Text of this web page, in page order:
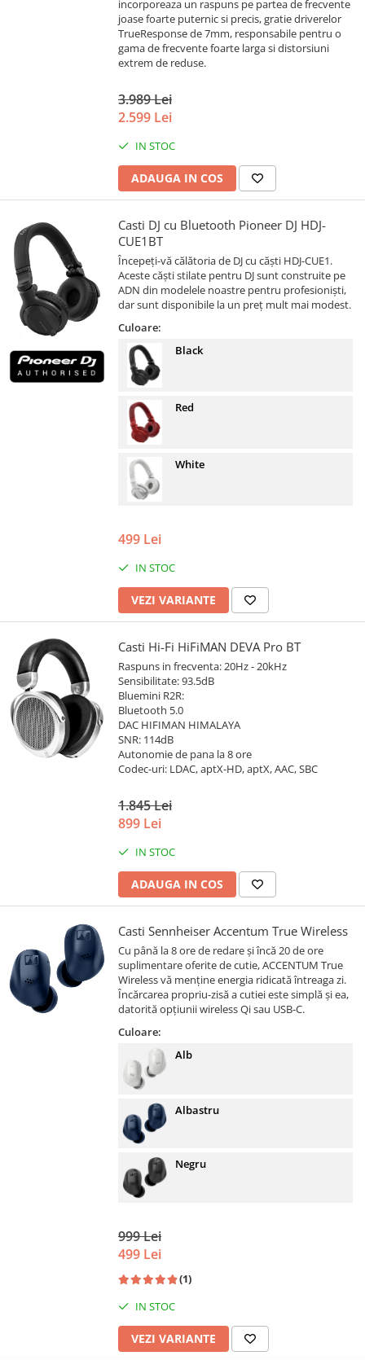
incorporeaza un raspuns pe partea de frecvente
joase foarte puternic si precis, gratie driverelor
TrueResponse de 7mm, responsabile pentru o
gama de frecvente foarte larga si distorsiuni
extrem de reduse.
3.989 Lei
2.599 Lei
IN STOC
ADAUGA IN COS
Casti DJ cu Bluetooth Pioneer DJ HDJ-
CUE1BT
Începeți-vă călătoria de DJ cu căști HDJ-CUE1.
Aceste căști stilate pentru DJ sunt construite pe
ADN din modelele noastre pentru profesioniști,
dar sunt disponibile la un preț mult mai modest.
Culoare:
Black
Red
White
499 Lei
IN STOC
VEZI VARIANTE
Casti Hi-Fi HiFiMAN DEVA Pro BT
Raspuns in frecventa: 20Hz - 20kHz
Sensibilitate: 93.5dB
Bluemini R2R:
Bluetooth 5.0
DAC HIFIMAN HIMALAYA
SNR: 114dB
Autonomie de pana la 8 ore
Codec-uri: LDAC, aptX-HD, aptX, AAC, SBC
1.845 Lei
899 Lei
IN STOC
ADAUGA IN COS
Casti Sennheiser Accentum True Wireless
Cu până la 8 ore de redare și încă 20 de ore
suplimentare oferite de cutie, ACCENTUM True
Wireless vă menține energia ridicată întreaga zi.
Încărcarea propriu-zisă a cutiei este simplă și ea,
datorită opțiunii wireless Qi sau USB-C.
Culoare:
Alb
Albastru
Negru
999 Lei
499 Lei
(1)
IN STOC
VEZI VARIANTE